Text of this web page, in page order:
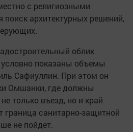
с религиозными
поиск архитектурных решений,
облик
показаны объемы
Сафиуллин. При этом он
Омшанки, где должны
только въезд, но и край
граница санитарно-защитной
не пойдет.